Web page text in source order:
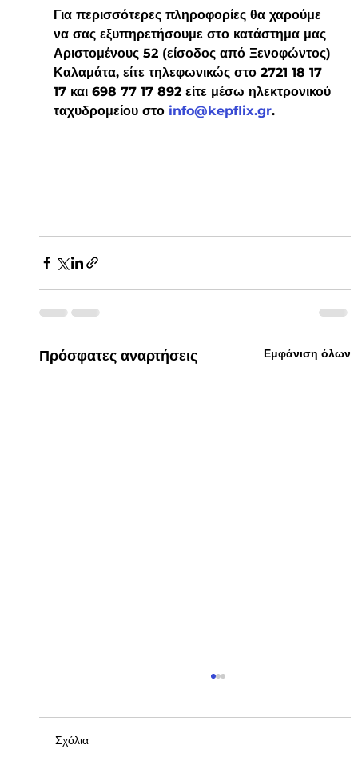
Για περισσότερες πληροφορίες θα χαρούμε
να σας εξυπηρετήσουμε στο κατάστημα μας
Αριστομένους 52 (είσοδος από Ξενοφώντος)
Καλαμάτα, είτε τηλεφωνικώς στο 2721 18 17
17 και 698 77 17 892 είτε μέσω ηλεκτρονικού
ταχυδρομείου στο info@kepflix.gr.
Πρόσφατες αναρτήσεις Εμφάνιση όλων
Σχόλια